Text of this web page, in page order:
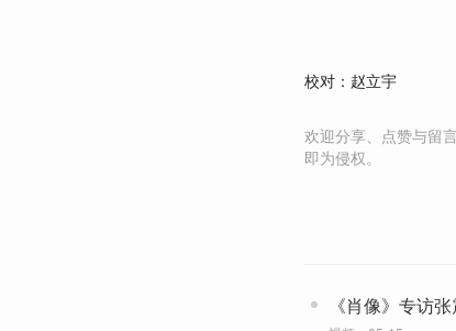
校对：赵立宇
欢迎分享、点赞与留
即为侵权。
《肖像》专访